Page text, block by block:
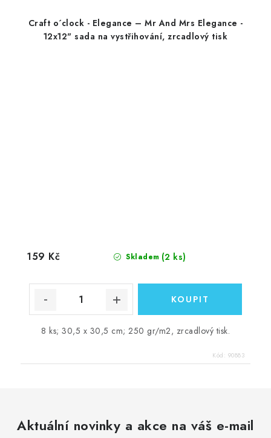
Craft o´clock - Elegance – Mr And Mrs Elegance -
12x12" sada na vystřihování, zrcadlový tisk
Skladem (2 ks)
159 Kč
8 ks; 30,5 x 30,5 cm; 250 gr/m2, zrcadlový tisk.
Kód: 90883
Aktuální novinky a akce na váš e-mail